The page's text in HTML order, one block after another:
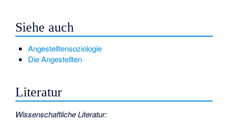
Siehe auch
Angestelltensoziologie
Die Angestellten
Literatur
Wissenschaftliche Literatur: